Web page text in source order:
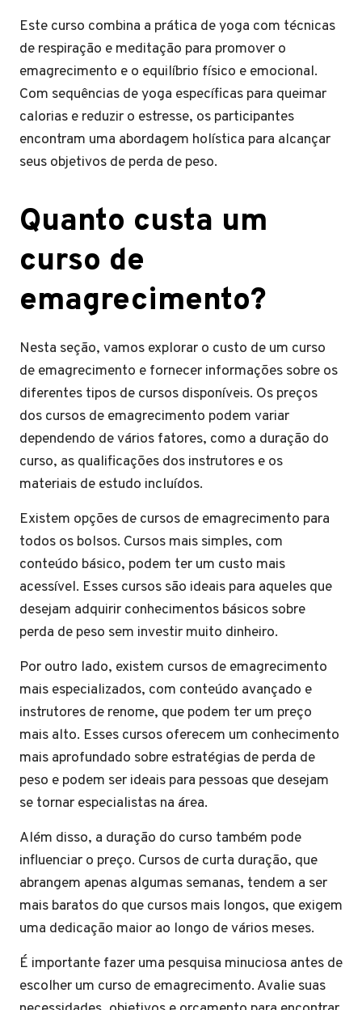
Este curso combina a prática de yoga com técnicas
de respiração e meditação para promover o
emagrecimento e o equilíbrio físico e emocional.
Com sequências de yoga específicas para queimar
calorias e reduzir o estresse, os participantes
encontram uma abordagem holística para alcançar
seus objetivos de perda de peso.
Quanto custa um
curso de
emagrecimento?
Nesta seção, vamos explorar o custo de um curso
de emagrecimento e fornecer informações sobre os
diferentes tipos de cursos disponíveis. Os preços
dos cursos de emagrecimento podem variar
dependendo de vários fatores, como a duração do
curso, as qualificações dos instrutores e os
materiais de estudo incluídos.
Existem opções de cursos de emagrecimento para
todos os bolsos. Cursos mais simples, com
conteúdo básico, podem ter um custo mais
acessível. Esses cursos são ideais para aqueles que
desejam adquirir conhecimentos básicos sobre
perda de peso sem investir muito dinheiro.
Por outro lado, existem cursos de emagrecimento
mais especializados, com conteúdo avançado e
instrutores de renome, que podem ter um preço
mais alto. Esses cursos oferecem um conhecimento
mais aprofundado sobre estratégias de perda de
peso e podem ser ideais para pessoas que desejam
se tornar especialistas na área.
Além disso, a duração do curso também pode
influenciar o preço. Cursos de curta duração, que
abrangem apenas algumas semanas, tendem a ser
mais baratos do que cursos mais longos, que exigem
uma dedicação maior ao longo de vários meses.
É importante fazer uma pesquisa minuciosa antes de
escolher um curso de emagrecimento. Avalie suas